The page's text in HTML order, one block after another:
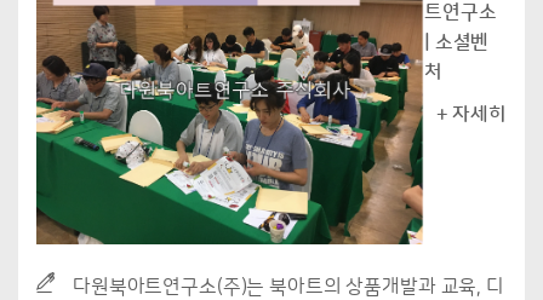
트연구소
| 소셜벤
처
+ 자세히
다원북아트연구소(주)는 북아트의 상품개발과 교육, 디